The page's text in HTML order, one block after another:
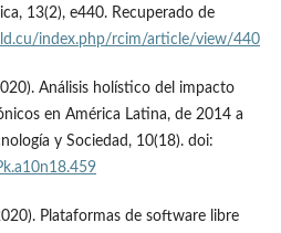
13(2), e440. Recuperado de
index.php/rcim/article/view/440
Análisis holístico del impacto
en América Latina, de 2014 a
y Sociedad, 10(18). doi:
Plataformas de software libre